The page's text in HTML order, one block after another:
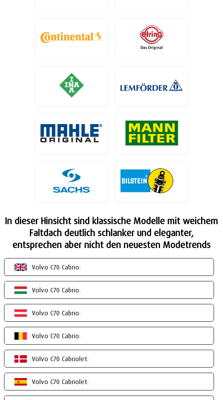
In dieser Hinsicht sind klassische Modelle mit weichem
Faltdach deutlich schlanker und eleganter,
entsprechen aber nicht den neuesten Modetrends
Volvo C70 Cabrio:
Volvo C70 Cabrio:
Volvo C70 Cabrio:
Volvo C70 Cabrio:
Volvo C70 Cabriolet:
Volvo C70 Cabriolet: